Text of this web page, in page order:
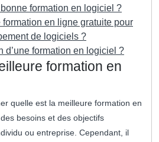
formation en logiciel ?
en ligne gratuite pour
de logiciels ?
d’une formation en logiciel ?
formation en
quelle est la meilleure formation en
besoins et des objectifs
ou entreprise. Cependant, il